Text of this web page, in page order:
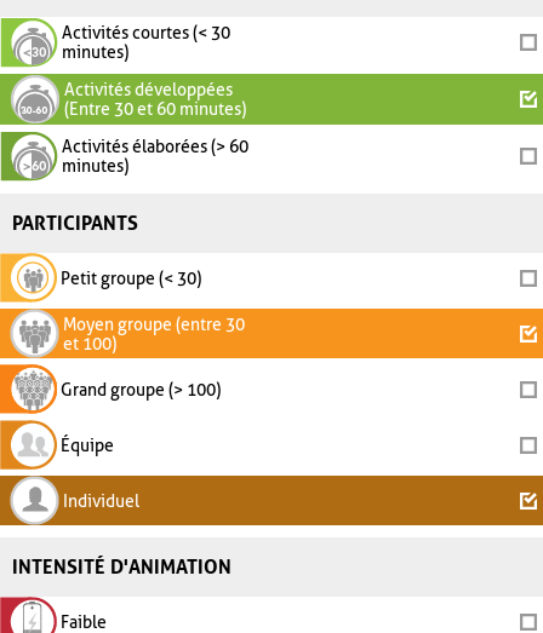
Activités courtes (< 30
minutes)
Activités développées
(Entre 30 et 60 minutes)
Activités élaborées (> 60
minutes)
PARTICIPANTS
Petit groupe (< 30)
Moyen groupe (entre 30
et 100)
Grand groupe (> 100)
Équipe
Individuel
INTENSITÉ D'ANIMATION
Faible